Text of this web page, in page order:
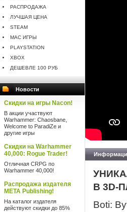
РАСПРОДАЖА
ЛУЧШАЯ ЦЕНА
STEAM
MAC ИГРЫ
PLAYSTATION
XBOX
ДЕШЕВЛЕ 100 РУБ
Новости
Скидки на игры Nacon!
В акции участвуют
Warhammer: Chaosbane,
Welcome to ParadiZe и
другие игры
Скидки на Warhammer
40,000: Rogue Trader!
Отличная CRPG по
Warhammer 40,000!
Распродажа издателя
META Publishing!
На каталог издателя
действуют скидки до 85%
В 3D-
Boti: